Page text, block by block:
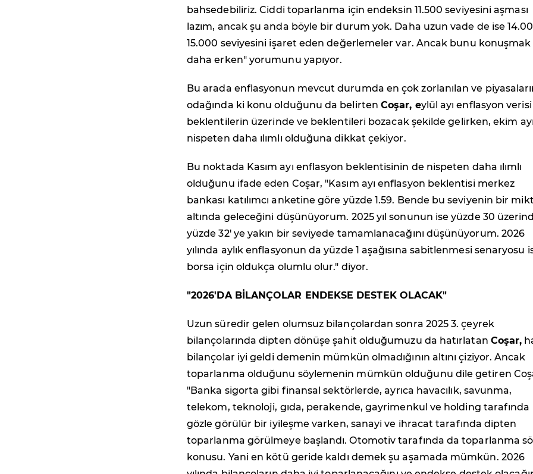
bahsedebiliriz. Ciddi toparlanma için endeksin 11.500 seviyesini aşması
lazım, ancak şu anda böyle bir durum yok. Daha uzun vade de ise
15.000 seviyesini işaret eden değerlemeler var. Ancak bunu konuşmak
daha erken" yorumunu yapıyor.
Bu arada enflasyonun mevcut durumda en çok zorlanılan ve
odağında ki konu olduğunu da belirtenCoşar, eylül ayı enflasyon verisi
beklentilerin üzerinde ve beklentileri bozacak şekilde gelirken, ekim
nispeten daha ılımlı olduğuna dikkat çekiyor.
Bu noktada Kasım ayı enflasyon beklentisinin de nispeten daha ılımlı
olduğunu ifade eden Coşar, "Kasım ayı enflasyon beklentisi merkez
bankası katılımcı anketine göre yüzde 1.59. Bende bu seviyenin bir
altında geleceğini düşünüyorum. 2025 yıl sonunun ise yüzde 30
yüzde 32' ye yakın bir seviyede tamamlanacağını düşünüyorum. 2026
yılında aylık enflasyonun da yüzde 1 aşağısına sabitlenmesi senaryosu
borsa için oldukça olumlu olur." diyor.
"2026'DA BİLANÇOLAR ENDEKSE DESTEK OLACAK"
Uzun süredir gelen olumsuz bilançolardan sonra 2025 3. çeyrek
bilançolarında dipten dönüşe şahit olduğumuzu da hatırlatan Coşar,
bilançolar iyi geldi demenin mümkün olmadığının altını çiziyor. Ancak
toparlanma olduğunu söylemenin mümkün olduğunu dile getiren
"Banka sigorta gibi finansal sektörlerde, ayrıca havacılık, savunma,
telekom, teknoloji, gıda, perakende, gayrimenkul ve holding tarafında
gözle görülür bir iyileşme varken, sanayi ve ihracat tarafında dipten
toparlanma görülmeye başlandı. Otomotiv tarafında da toparlanma
konusu. Yani en kötü geride kaldı demek şu aşamada mümkün. 2026